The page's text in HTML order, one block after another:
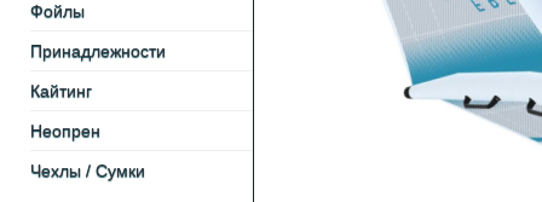
Фойлы
Принадлежности
Кайтинг
Неопрен
Чехлы / Cумки